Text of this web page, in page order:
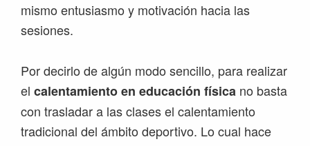
mismo entusiasmo y motivación hacia las
sesiones.
Por decirlo de algún modo sencillo, para realizar
el calentamiento en educación física no basta
con trasladar a las clases el calentamiento
tradicional del ámbito deportivo. Lo cual hace